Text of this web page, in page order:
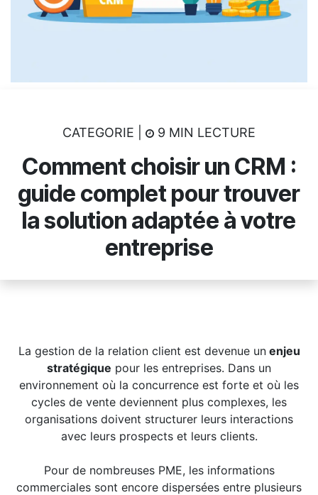
CATEGORIE | 9 MIN LECTURE
Comment choisir un CRM :
guide complet pour trouver
la solution adaptée à votre
entreprise​
La gestion de la relation client est devenue unenjeu
stratégique pour les entreprises. Dans un
environnement où la concurrence est forte et où les
cycles de vente deviennent plus complexes, les
organisations doivent structurer leurs interactions
avec leurs prospects et leurs clients.
Pour de nombreuses PME, les informations
commerciales sont encore dispersées entre plusieurs